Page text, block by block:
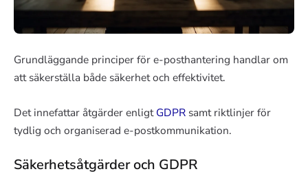
Grundläggande principer för e-posthantering handlar om
att säkerställa både säkerhet och effektivitet.
Det innefattar åtgärder enligtGDPR samt riktlinjer för
tydlig och organiserad e-postkommunikation.
Säkerhetsåtgärder och GDPR